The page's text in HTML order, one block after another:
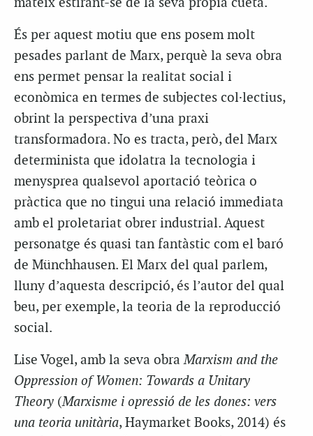
mateix estirant-se de la seva pròpia cueta.
És per aquest motiu que ens posem molt
pesades parlant de Marx, perquè la seva obra
ens permet pensar la realitat social i
econòmica en termes de subjectes col·lectius,
obrint la perspectiva d’una praxi
transformadora. No es tracta, però, del Marx
determinista que idolatra la tecnologia i
menysprea qualsevol aportació teòrica o
pràctica que no tingui una relació immediata
amb el proletariat obrer industrial. Aquest
personatge és quasi tan fantàstic com el baró
de Münchhausen. El Marx del qual parlem,
lluny d’aquesta descripció, és l’autor del qual
beu, per exemple, la teoria de la reproducció
social.
Lise Vogel, amb la seva obraMarxism and the
Oppression of Women: Towards a Unitary
Theory (Marxisme i opressió de les dones: vers
una teoria unitària, Haymarket Books, 2014) és